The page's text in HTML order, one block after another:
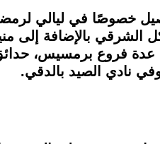
خصوصًا في ليالي
الشرقي بالإضافة
فروع برمسيس، حدائق
نادي الصيد بالدقي.